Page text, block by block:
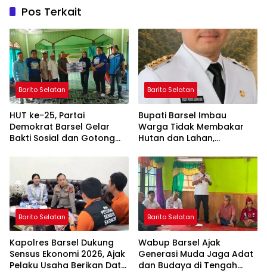
Pos Terkait
Barito Selatan
HUT ke-25, Partai
Demokrat Barsel Gelar
Bakti Sosial dan Gotong
Ashfiya
Barito Selatan
Bupati Barsel Imbau
Warga Tidak Membakar
Hutan dan Lahan,
Bebas Kabut Asap
Barito Selatan
Kapolres Barsel Dukung
Sensus Ekonomi 2026, Ajak
Pelaku Usaha Berikan Data
Barito Selatan
Wabup Barsel Ajak
Generasi Muda Jaga Adat
dan Budaya di Tengah